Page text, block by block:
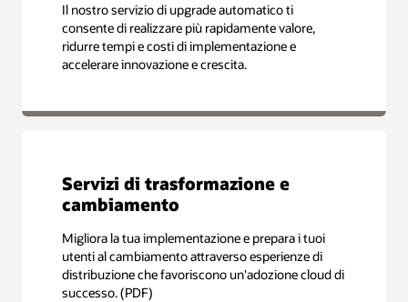
Il nostro servizio di upgrade automatico ti
consente di realizzare più rapidamente valore,
ridurre tempi e costi di implementazione e
accelerare innovazione e crescita.
Servizi di trasformazione e
cambiamento
Migliora la tua implementazione e prepara i tuoi
utenti al cambiamento attraverso esperienze di
distribuzione che favoriscono un'adozione cloud di
successo. (PDF)